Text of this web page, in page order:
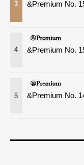
3 &Premium No.
4 &Premium No.
5 &Premium No.